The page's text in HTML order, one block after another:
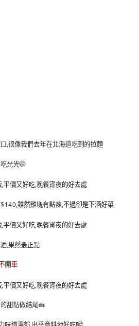
,很像我們去年在北海道吃到的拉麵
光光🤭
雖然雞塊有點辣,不過卻是下酒好菜
,果然最正點
開車
甜點做結尾🍰